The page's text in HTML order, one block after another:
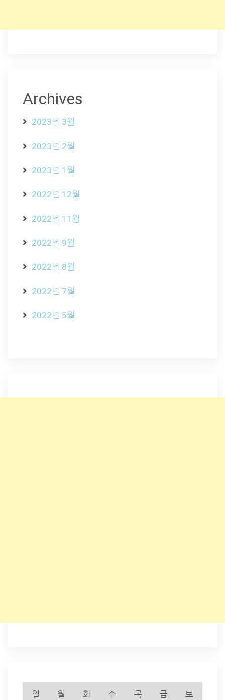
Archives
2023년 3월
2023년 2월
2023년 1월
2022년 12월
2022년 11월
2022년 9월
2022년 8월
2022년 7월
2022년 5월
일 월 화 수 목 금 토